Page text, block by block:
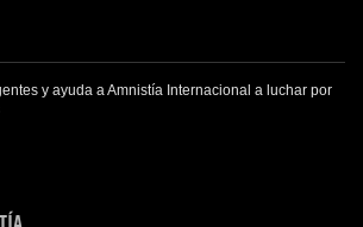
y ayuda a Amnistía Internacional a luchar por